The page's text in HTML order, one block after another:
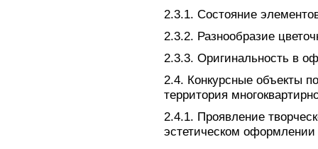
2.3.1. Состояние
2.3.2. Разнообразие
2.3.3. Оригинальность в
2.4. Конкурсные объекты
территория
2.4.1. Проявление
эстетическом оформлении